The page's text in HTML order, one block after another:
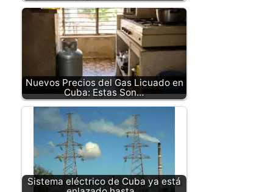
Nuevos Precios del Gas Licuado en
Cuba: Estas Son…
Sistema eléctrico de Cuba ya está